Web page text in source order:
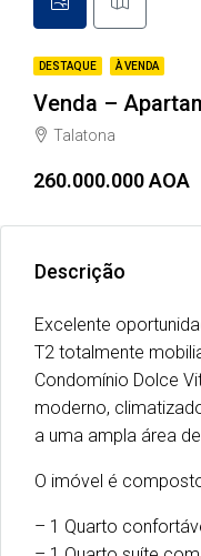
DESTAQUE À VENDA
Venda –
Talatona
260.000.000 AOA
Descrição
Excelente
T2 totalmente
Condomínio Dolce
moderno,
a uma ampla área
O imóvel é
– 1 Quarto